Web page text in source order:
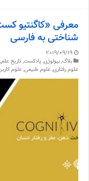
معرفی «کاگنتیو
شناختی به فارسی
2019/09/19
بلاگ,بیولوژی, پادکست, تاریخ علم,
علوم رفتاری,علوم طبیعی,علوم